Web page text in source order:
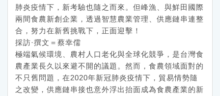
肺炎疫情下，新考驗也隨之而來。但峰漁、與鮮田國際
兩間食農新創企業，透過智慧農業管理、供應鏈串連整
合，努力在新舊挑戰下，正面迎擊！
採訪·撰文＝蔡幸儒
極端氣候環境、農村人口老化與全球化競爭，是台灣食
農產業長久以來避不開的議題。然而，食農領域面對的
不只舊問題，在2020年新冠肺炎疫情下，貿易情勢隨
之改變，供應鏈串接也意外浮出抬面成為食農產業的新